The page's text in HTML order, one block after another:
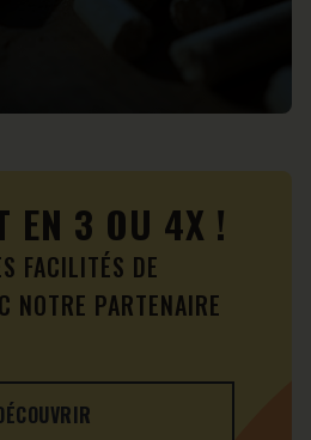
EN 3 OU 4X !
FACILITÉS DE
NOTRE PARTENAIRE